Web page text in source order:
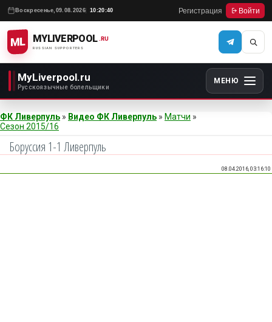
Воскресенье, 09.08.2026 10:20:40 Регистрация Войти
ML MYLIVERPOOL
RUSSIAN SUPPORTERS
.RU
MyLiverpool.ru
Русскоязычные болельщики
МЕНЮ
ФК Ливерпуль » Видео ФК Ливерпуль » Матчи »
Сезон 2015/16
Боруссия 1-1 Ливерпуль
08.04.2016, 03:16:10